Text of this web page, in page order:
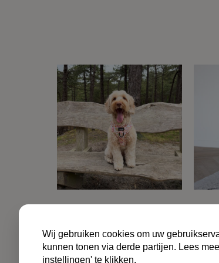
Wij gebruiken cookies om uw
kunnen tonen via derde partijen. Lees
instellingen' te klikken.